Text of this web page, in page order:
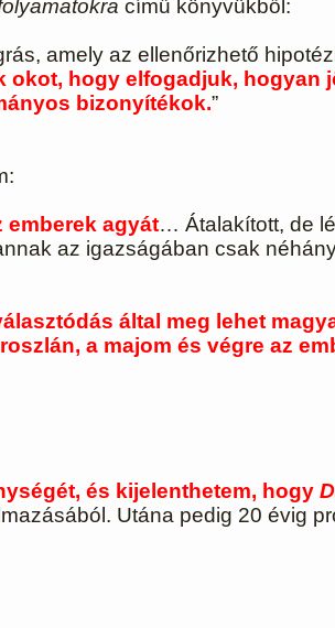
című könyvükből:
amely az ellenőrizhető
okot, hogy elfogadjuk, hogyan
bizonyítékok.”
emberek agyát… Átalakított, de
az igazságában csak
által meg lehet
a majom és végre az
és kijelenthetem, hogy
Utána pedig 20 évig